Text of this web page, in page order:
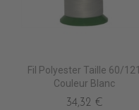
Fil Polyester Taille 60/121
Couleur Blanc
34,32 €